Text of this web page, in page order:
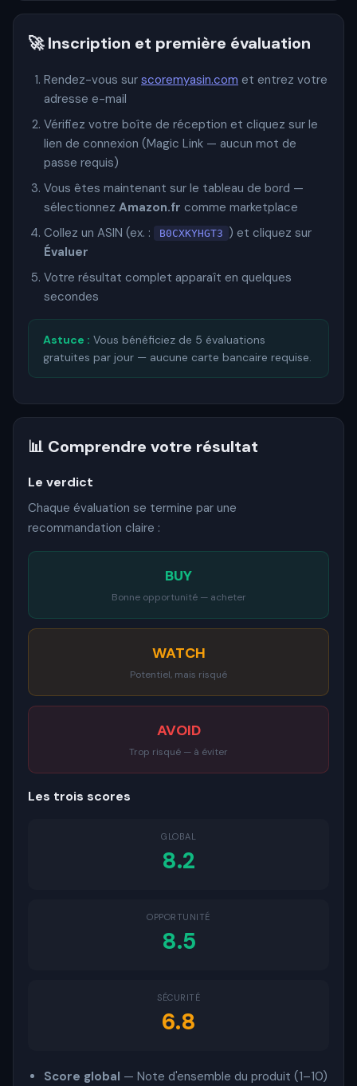
🚀 Inscription et première évaluation
Rendez-vous sur scoremyasin.com et entrez votre
adresse e-mail
Vérifiez votre boîte de réception et cliquez sur le
lien de connexion (Magic Link — aucun mot de
passe requis)
Vous êtes maintenant sur le tableau de bord —
sélectionnez Amazon.fr comme marketplace
Collez un ASIN (ex. :
B0CXKYHGT3 ) et cliquez sur
Évaluer
Votre résultat complet apparaît en quelques
secondes
Astuce : Vous bénéficiez de 5 évaluations
gratuites par jour — aucune carte bancaire requise.
📊 Comprendre votre résultat
Le verdict
Chaque évaluation se termine par une
recommandation claire :
BUY
Bonne opportunité — acheter
WATCH
Potentiel, mais risqué
AVOID
Trop risqué — à éviter
Les trois scores
GLOBAL
8.2
OPPORTUNITÉ
8.5
SÉCURITÉ
6.8
Score global — Note d'ensemble du produit (1–10)